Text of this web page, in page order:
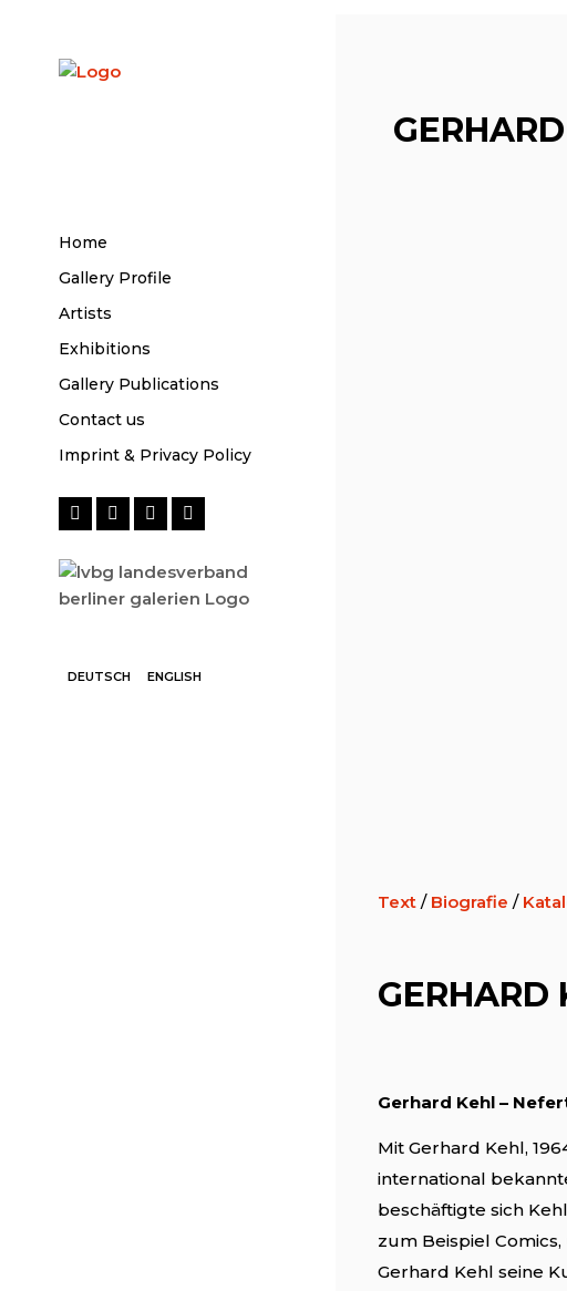
Home
Gallery Profile
Artists
Exhibitions
Gallery Publications
Contact us
Imprint & Privacy Policy
DEUTSCH ENGLISH
Text / Biografie /
GERHARD
Gerhard Kehl –
Mit Gerhard Kehl,
international
beschäftigte sich
zum Beispiel
Gerhard Kehl seine